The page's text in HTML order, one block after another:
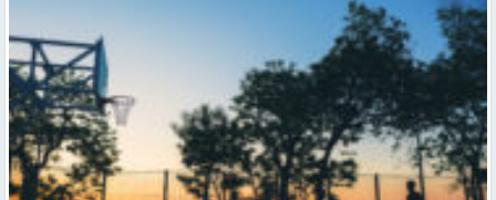
Kā izvēlēties izturīgu telti? Svarīgākie tehniskie parametri un
salīdzinājums